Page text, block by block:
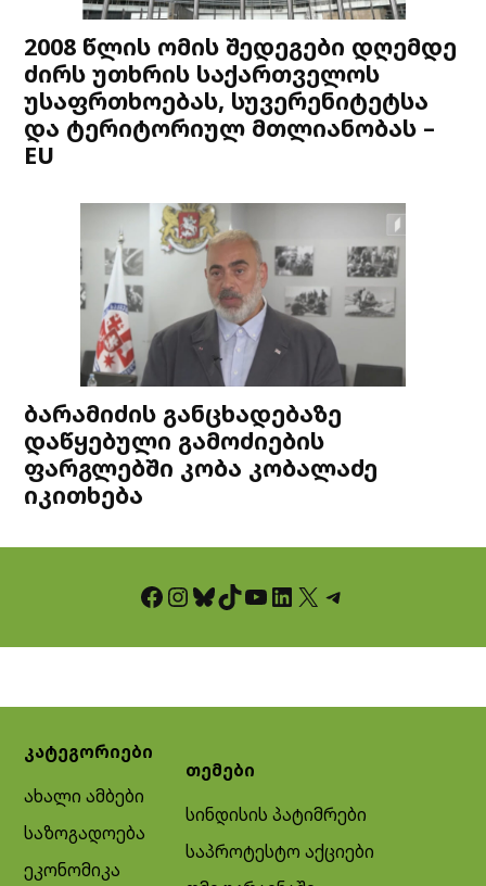
2008 წლის ომის შედეგები დღემდე
ძირს უთხრის საქართველოს
უსაფრთხოებას, სუვერენიტეტსა
და ტერიტორიულ მთლიანობას –
EU
ბარამიძის განცხადებაზე
დაწყებული გამოძიების
ფარგლებში კობა კობალაძე
იკითხება
Facebook InstagramBluesky TikTok YouTube LinkedIn X Telegram
კატეგორიები
ახალი ამბები
საზოგადოება
ეკონომიკა
თემები
სინდისის პატიმრები
საპროტესტო აქციები